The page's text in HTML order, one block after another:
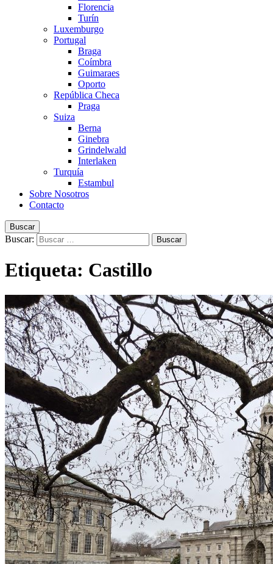
Florencia
Turín
Luxemburgo
Portugal
Braga
Coímbra
Guimaraes
Oporto
República Checa
Praga
Suiza
Berna
Ginebra
Grindelwald
Interlaken
Turquía
Estambul
Sobre Nosotros
Contacto
Buscar
Buscar:
Etiqueta: Castillo